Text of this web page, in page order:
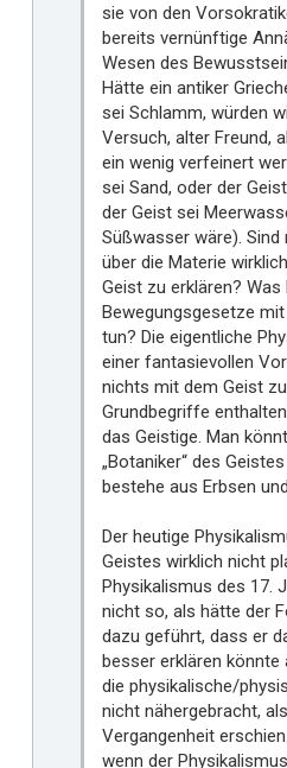
sie von den
bereits vernünftige
Wesen des
Hätte ein antiker
sei Schlamm, würden
Versuch, alter Freund,
ein wenig verfeinert
sei Sand, oder der
der Geist sei
Süßwasser wäre).
über die Materie
Geist zu erklären?
Bewegungsgesetze
tun? Die eigentliche
einer fantasievollen
nichts mit dem Geist
Grundbegriffe
das Geistige. Man
„Botaniker“ des
bestehe aus Erbsen
Der heutige
Geistes wirklich nicht
Physikalismus des 17.
nicht so, als hätte der
dazu geführt, dass er
besser erklären könnte
die physikalische/
nicht nähergebracht,
Vergangenheit
wenn der